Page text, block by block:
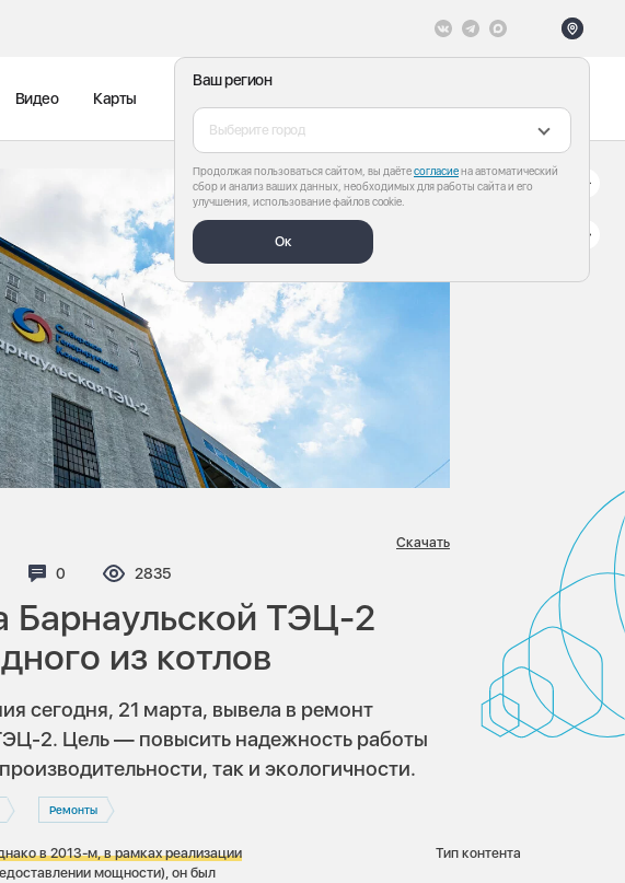
Ваш регион
Выберите город
Продолжая пользоваться сайтом, вы даётесогласиена автоматический
сбор и анализ ваших данных, необходимых для работы сайта и его
улучшения, использование файлов cookie.
Ок
Видео Карты
Комментариев:
0 Просмотров:
2835
Скачать
Барнаульской ТЭЦ-2
из котлов
сегодня, 21 марта, вывела в ремонт
2. Цель — повысить надежность работы
так и экологичности.
Ремонты
в 2013-м, в рамках реализации
мощности), он был
Тип контента